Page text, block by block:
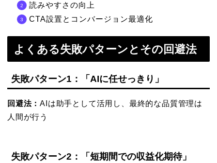
読みやすさの向上
CTA設置とコンバージョン最適化
よくある失敗パターンとその回避法
失敗パターン1：「AIに任せっきり」
回避法：AIは助手として活用し、最終的な品質管理は
人間が行う
失敗パターン2：「短期間での収益化期待」